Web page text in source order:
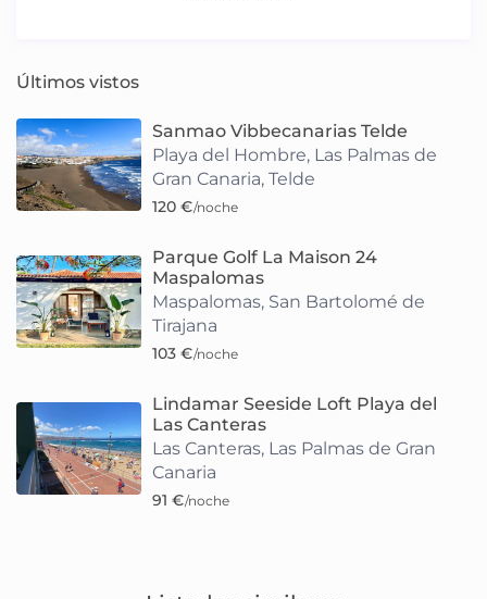
Últimos vistos
Sanmao Vibbecanarias Telde
Playa del Hombre, Las Palmas de
Gran Canaria,Telde
120 €/noche
Parque Golf La Maison 24
Maspalomas
Maspalomas, San Bartolomé de
Tirajana
103 €/noche
Lindamar Seeside Loft Playa del
Las Canteras
Las Canteras, Las Palmas de Gran
Canaria
91 €/noche